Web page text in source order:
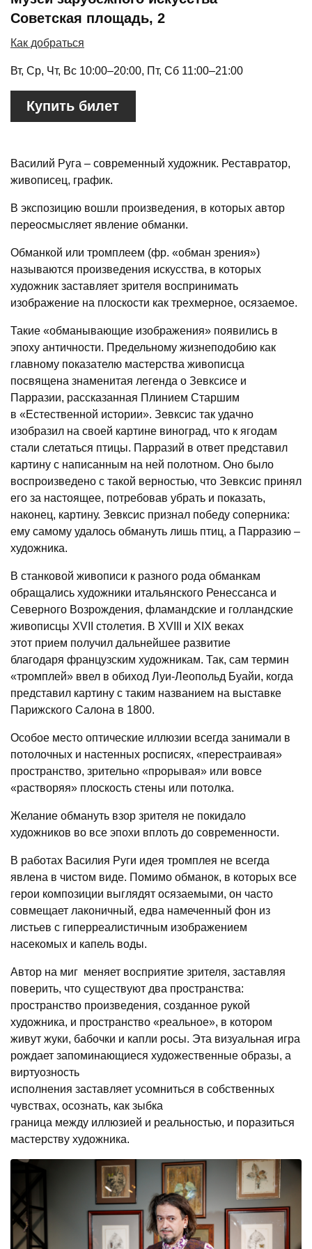
Василий Руга – современный художник. Реставратор,
живописец, график.
В экспозицию вошли произведения, в которых автор
переосмысляет явление обманки.
Обманкой или тромплеем (фр. «обман зрения»)
называются произведения искусства, в которых
художник заставляет зрителя воспринимать
изображение на плоскости как трехмерное, осязаемое.
Такие «обманывающие изображения» появились в
эпоху античности. Предельному жизнеподобию как
главному показателю мастерства живописца
посвящена знаменитая легенда о Зевксисе и
Парразии, рассказанная Плинием Старшим
в «Естественной истории». Зевксис так удачно
изобразил на своей картине виноград, что к ягодам
стали слетаться птицы. Парразий в ответ представил
картину с написанным на ней полотном. Оно было
воспроизведено с такой верностью, что Зевксис принял
его за настоящее, потребовав убрать и показать,
наконец, картину. Зевксис признал победу соперника:
ему самому удалось обмануть лишь птиц, а Парразию –
художника.
В станковой живописи к разного рода обманкам
обращались художники итальянского Ренессанса и
Северного Возрождения, фламандские и голландские
живописцы XVII столетия. В XVIII и XIX веках
этот прием получил дальнейшее развитие
благодаря французским художникам. Так, сам термин
«тромплей» ввел в обиход Луи-Леопольд Буайи, когда
представил картину с таким названием на выставке
Парижского Салона в 1800.
Особое место оптические иллюзии всегда занимали в
потолочных и настенных росписях, «перестраивая»
пространство, зрительно «прорывая» или вовсе
«растворяя» плоскость стены или потолка.
Желание обмануть взор зрителя не покидало
художников во все эпохи вплоть до современности.
В работах Василия Руги идея тромплея не всегда
явлена в чистом виде. Помимо обманок, в которых все
герои композиции выглядят осязаемыми, он часто
совмещает лаконичный, едва намеченный фон из
листьев с гиперреалистичным изображением
насекомых и капель воды.
Автор на миг меняет восприятие зрителя, заставляя
поверить, что существуют два пространства:
пространство произведения, созданное рукой
художника, и пространство «реальное», в котором
живут жуки, бабочки и капли росы. Эта визуальная игра
рождает запоминающиеся художественные образы, а
виртуозность
исполнения заставляет усомниться в собственных
чувствах, осознать, как зыбка
граница между иллюзией и реальностью, и поразиться
мастерству художника.
Советская площадь, 2
Как добраться
Вт, Ср, Чт, Вс 10:00–20:00, Пт, Сб 11:00–21:00
Купить билет